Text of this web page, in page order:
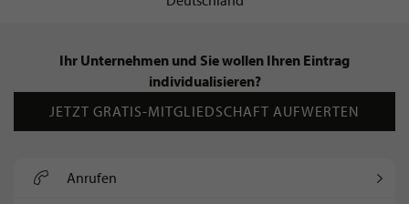
Ihr Unternehmen und Sie wollen Ihren Eintrag
individualisieren?
JETZT GRATIS-MITGLIEDSCHAFT AUFWERTEN
Anrufen